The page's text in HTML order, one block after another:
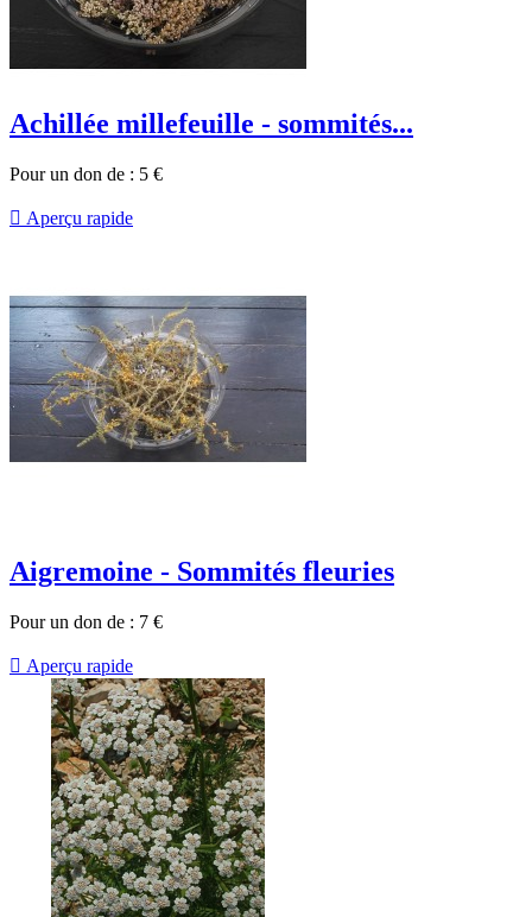
Achillée millefeuille - sommités...
Pour un don de : 5 €
 Aperçu rapide
Aigremoine - Sommités fleuries
Pour un don de : 7 €
 Aperçu rapide